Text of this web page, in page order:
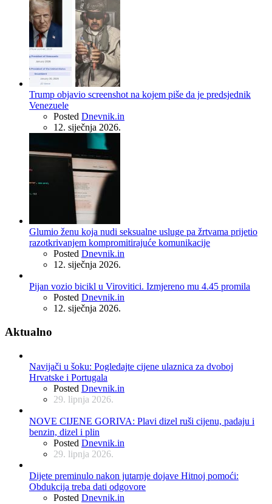
Trump objavio screenshot na kojem piše da je predsjednik
Venezuele
Posted Dnevnik.in
12. siječnja 2026.
Glumio ženu koja nudi seksualne usluge pa žrtvama prijetio
razotkrivanjem kompromitirajuće komunikacije
Posted Dnevnik.in
12. siječnja 2026.
Pijan vozio bicikl u Virovitici. Izmjereno mu 4.45 promila
Posted Dnevnik.in
12. siječnja 2026.
Aktualno
Navijači u šoku: Pogledajte cijene ulaznica za dvoboj
Hrvatske i Portugala
Posted Dnevnik.in
29. lipnja 2026.
NOVE CIJENE GORIVA: Plavi dizel ruši cijenu, padaju i
benzin, dizel i plin
Posted Dnevnik.in
29. lipnja 2026.
Dijete preminulo nakon jutarnje dojave Hitnoj pomoći:
Obdukcija treba dati odgovore
Posted Dnevnik.in